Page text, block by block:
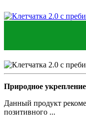
Природное
Данный продукт
позитивного ...